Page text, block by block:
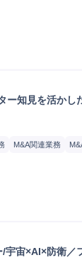
ー知見を活かし
M&A関連業務
宇宙×AI×防衛